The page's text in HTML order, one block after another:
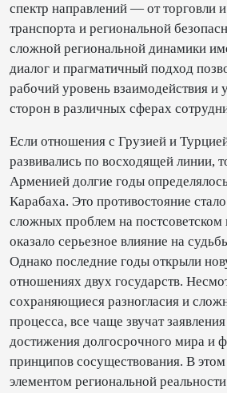
спектр направлений — от торговли
транспорта и региональной
сложной региональной динамики
диалог и прагматичный подход
рабочий уровень взаимодействия и
сторон в различных сферах
Если отношения с Грузией и
развивались по восходящей линии,
Арменией долгие годы
Карабаха. Это противостояние
сложных проблем на постсоветском
оказало серьезное влияние на
Однако последние годы открыли
отношениях двух государств.
сохраняющиеся разногласия и
процесса, все чаще звучат
достижения долгосрочного мира и
принципов сосуществования. В
элементом региональной